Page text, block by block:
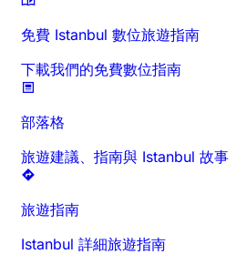
免費 Istanbul 數位旅遊指南
下載我們的免費數位指南
部落格
旅遊建議、指南與 Istanbul 故事
旅遊指南
Istanbul 詳細旅遊指南